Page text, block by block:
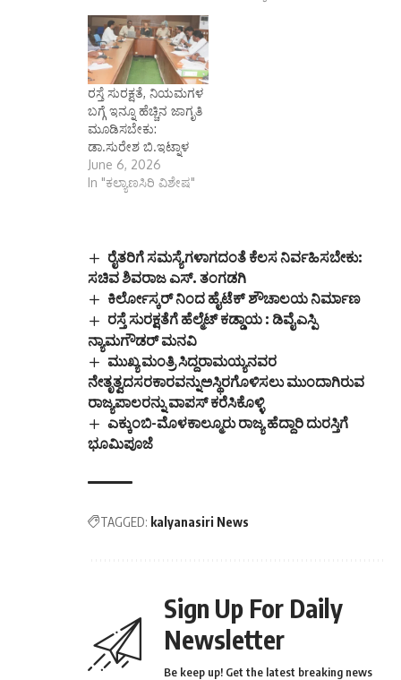
ರಸ್ತೆ ಸುರಕ್ಷತೆ, ನಿಯಮಗಳ
ಬಗ್ಗೆ ಇನ್ನೂ ಹೆಚ್ಚಿನ ಜಾಗೃತಿ
ಮೂಡಿಸಬೇಕು:
ಡಾ.ಸುರೇಶ ಬಿ.ಇಟ್ನಾಳ
June 6, 2026
In "ಕಲ್ಯಾಣಸಿರಿ ವಿಶೇಷ"
ರೈತರಿಗೆ ಸಮಸ್ಯೆಗಳಾಗದಂತೆ ಕೆಲಸ ನಿರ್ವಹಿಸಬೇಕು:
ಸಚಿವ ಶಿವರಾಜ ಎಸ್. ತಂಗಡಗಿ
ಕಿರ್ಲೋಸ್ಕರ್ ನಿಂದ ಹೈಟೆಕ್ ಶೌಚಾಲಯ ನಿರ್ಮಾಣ
ರಸ್ತೆ ಸುರಕ್ಷತೆಗೆ ಹೆಲ್ಮೆಟ್ ಕಡ್ಡಾಯ : ಡಿವೈಎಸ್ಪಿ
ನ್ಯಾಮಗೌಡರ್ ಮನವಿ
ಮುಖ್ಯ ಮಂತ್ರಿ ಸಿದ್ದರಾಮಯ್ಯನವರ
ನೇತೃತ್ವದಸರಕಾರವನ್ನುಅಸ್ಥಿರಗೊಳಿಸಲು ಮುಂದಾಗಿರುವ
ರಾಜ್ಯಪಾಲರನ್ನು ವಾಪಸ್ ಕರೆಸಿಕೊಳ್ಳಿ
ಎಕ್ಕುಂಬಿ-ಮೊಳಕಾಲ್ಮೂರು ರಾಜ್ಯ ಹೆದ್ದಾರಿ ದುರಸ್ತಿಗೆ
ಭೂಮಿಪೂಜೆ
TAGGED: kalyanasiri News
Sign Up For Daily
Newsletter
Be keep up! Get the latest breaking news